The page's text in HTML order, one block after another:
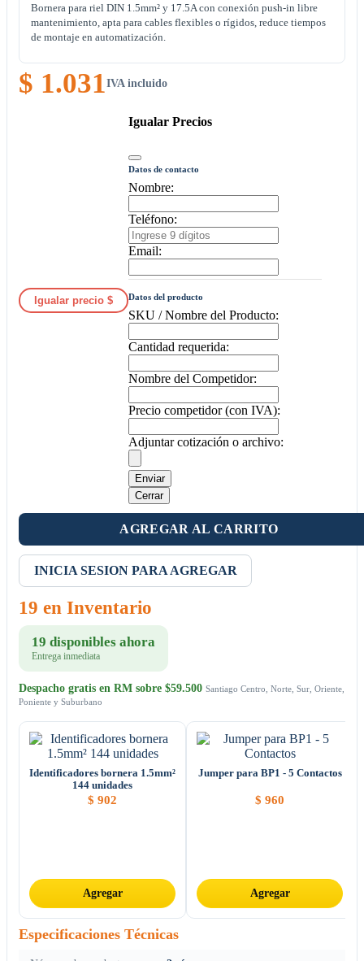
Bornera para riel DIN 1.5mm² y 17.5A con conexión push-in libre
mantenimiento, apta para cables flexibles o rígidos, reduce tiempos
de montaje en automatización.
$ 1.031IVA incluido
Igualar precio $
Igualar Precios
Datos de contacto
Nombre:
Teléfono:
Email:
Datos del producto
SKU / Nombre del Producto:
Cantidad requerida:
Nombre del Competidor:
Precio competidor (con IVA):
Adjuntar cotización o archivo:
Enviar
Cerrar
AGREGAR AL CARRITO
INICIA SESION PARA AGREGAR
19 en Inventario
19 disponibles ahora
Entrega inmediata
Despacho gratis en RM sobre $59.500 Santiago Centro, Norte, Sur, Oriente,
Poniente y Suburbano
Identificadores bornera 1.5mm²
144 unidades
$ 902
Agregar
Jumper para BP1 - 5 Contactos
$ 960
Agregar
Especificaciones Técnicas